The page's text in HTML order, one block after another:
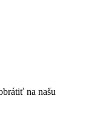
na našu